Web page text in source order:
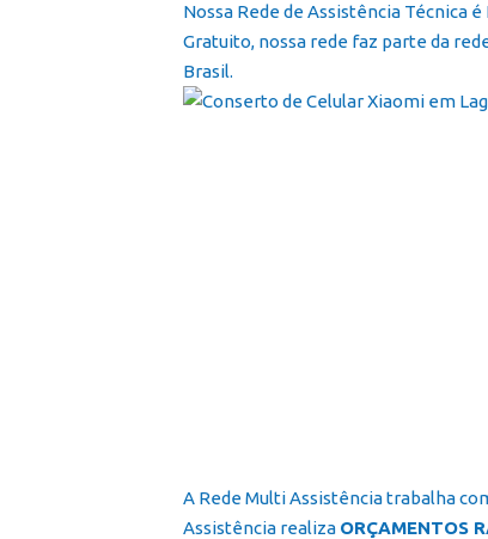
Nossa Rede de Assistência Técnica
Gratuito, nossa rede faz parte da
Brasil.
A Rede Multi Assistência trabalha
Assistência realiza ORÇAMENTOS